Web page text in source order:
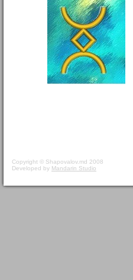
Copyright © Shapovalov.md 2008
Developed by Mandarin Studio